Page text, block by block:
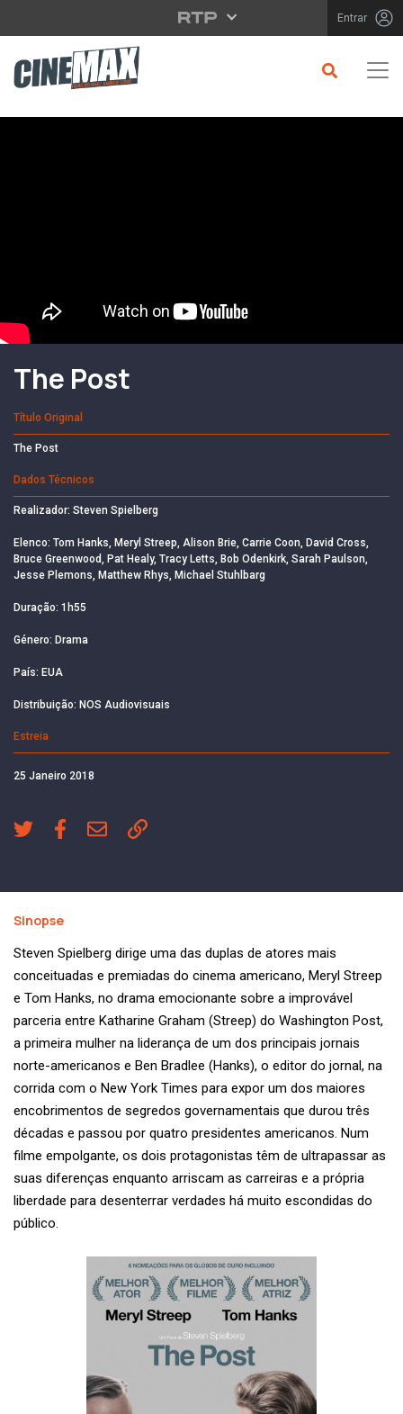
Saltar para o conteúdo principal Entrar
Filme em Cartaz
The Post
Título Original
The Post
Dados Técnicos
Realizador: Steven Spielberg
Elenco: Tom Hanks, Meryl Streep, Alison Brie, Carrie Coon, David Cross,
Bruce Greenwood, Pat Healy, Tracy Letts, Bob Odenkirk, Sarah Paulson,
Jesse Plemons, Matthew Rhys, Michael Stuhlbarg
Duração: 1h55
Género: Drama
País: EUA
Distribuição: NOS Audiovisuais
Estreia
25 Janeiro 2018
Sinopse
Steven Spielberg dirige uma das duplas de atores mais
conceituadas e premiadas do cinema americano, Meryl Streep
e Tom Hanks, no drama emocionante sobre a improvável
parceria entre Katharine Graham (Streep) do Washington Post,
a primeira mulher na liderança de um dos principais jornais
norte-americanos e Ben Bradlee (Hanks), o editor do jornal, na
corrida com o New York Times para expor um dos maiores
encobrimentos de segredos governamentais que durou três
décadas e passou por quatro presidentes americanos. Num
filme empolgante, os dois protagonistas têm de ultrapassar as
suas diferenças enquanto arriscam as carreiras e a própria
liberdade para desenterrar verdades há muito escondidas do
público.